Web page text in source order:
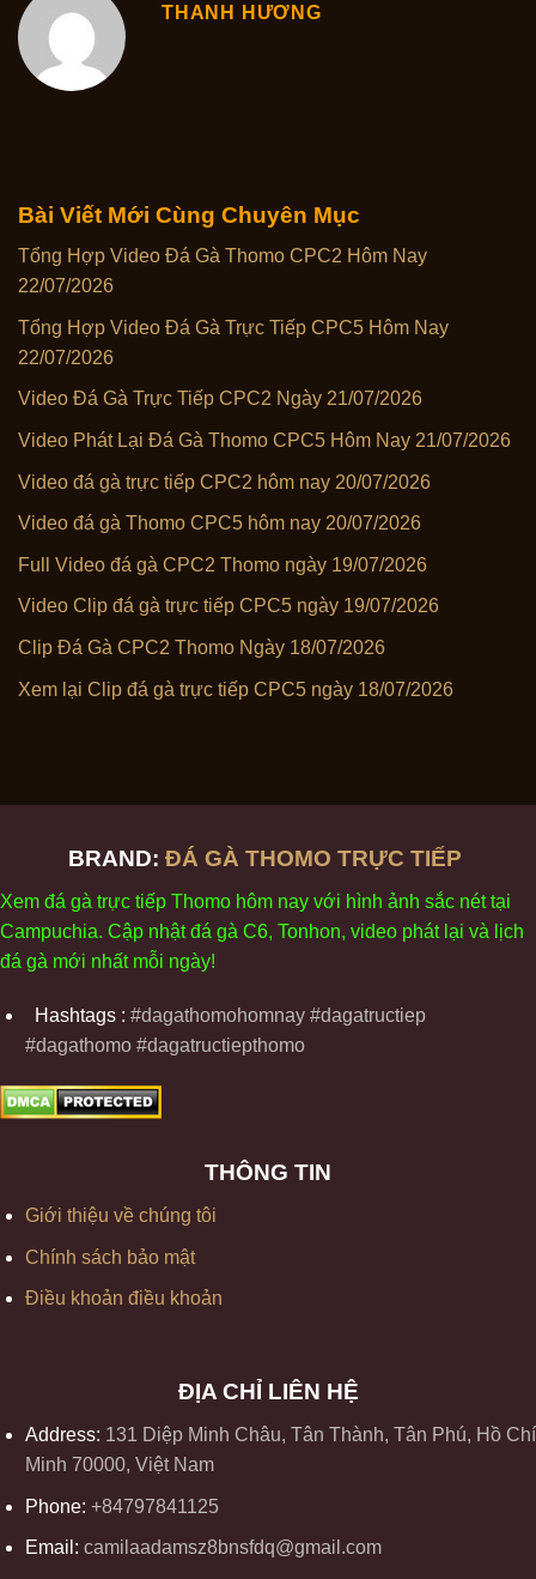
Bài Viết Mới Cùng Chuyên Mục
Tổng Hợp Video Đá Gà Thomo CPC2 Hôm Nay
22/07/2026
Tổng Hợp Video Đá Gà Trực Tiếp CPC5 Hôm Nay
22/07/2026
Video Đá Gà Trực Tiếp CPC2 Ngày 21/07/2026
Video Phát Lại Đá Gà Thomo CPC5 Hôm Nay 21/07/2026
Video đá gà trực tiếp CPC2 hôm nay 20/07/2026
Video đá gà Thomo CPC5 hôm nay 20/07/2026
Full Video đá gà CPC2 Thomo ngày 19/07/2026
Video Clip đá gà trực tiếp CPC5 ngày 19/07/2026
Clip Đá Gà CPC2 Thomo Ngày 18/07/2026
Xem lại Clip đá gà trực tiếp CPC5 ngày 18/07/2026
THANH HƯƠNG
BRAND: ĐÁ GÀ THOMO TRỰC TIẾP
Xem đá gà trực tiếp Thomo hôm nay với hình ảnh sắc néttại
Campuchia. Cập nhậtđá gà C6, Tonhon, video phátl ại và ịch
đá gà mới nhất mỗi ngày!
Hashtags : #dagathomohomnay #dagatructiep
#dagathomo #dagatructiepthomo
THÔNG TIN
Giới thiệu về chúng tôi
Chính sách bảo mật
Điều khoản điều khoản
ĐỊA CHỈ LIÊN HỆ
Address: 131 Diệp Minh Châu, Tân Thành, Tân Phú, Hồ Chí
Minh 70000, Việt Nam
Phone: +84797841125
Email: camilaadamsz8bnsfdq@gmail.com